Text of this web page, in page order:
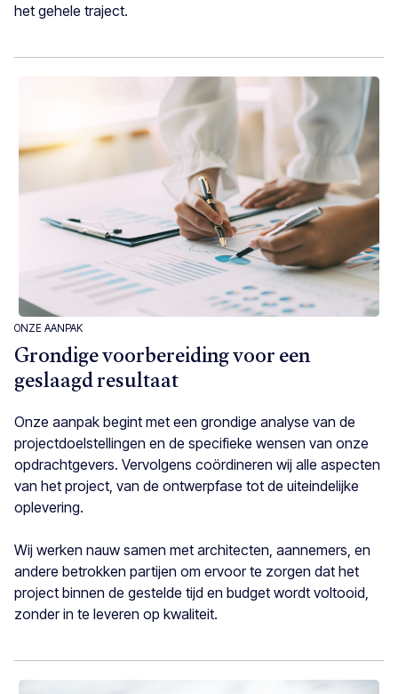
het gehele traject.
ONZE AANPAK
Grondige voorbereiding voor een
geslaagd resultaat
Onze aanpak begint met een grondige analyse van de
projectdoelstellingen en de specifieke wensen van onze
opdrachtgevers. Vervolgens coördineren wij alle aspecten
van het project, van de ontwerpfase tot de uiteindelijke
oplevering.
Wij werken nauw samen met architecten, aannemers, en
andere betrokken partijen om ervoor te zorgen dat het
project binnen de gestelde tijd en budget wordt voltooid,
zonder in te leveren op kwaliteit.